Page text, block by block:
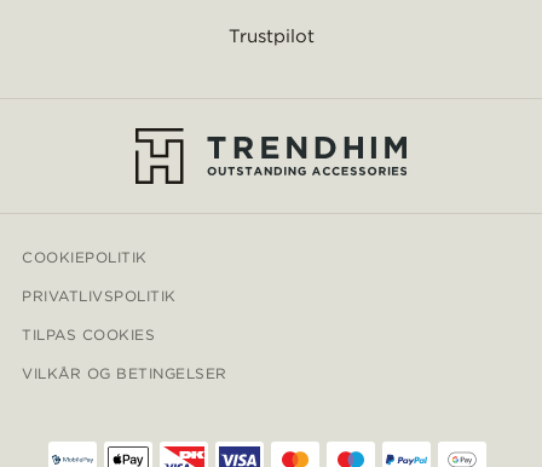
Trustpilot
COOKIEPOLITIK
PRIVATLIVSPOLITIK
TILPAS COOKIES
VILKÅR OG BETINGELSER